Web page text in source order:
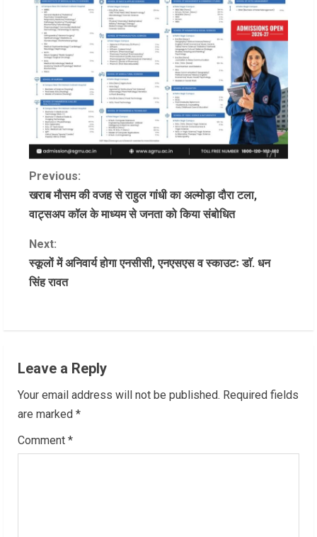
C
o
n
t
u
e
R
e
Previous:
खराब मौसम की वजह से राहुल गांधी का अल्मोड़ा दौरा टला,
वाट्सअप कॉल के माध्यम से जनता को किया संबोधित
Next:
स्कूलों में अनिवार्य होगा एनसीसी, एनएसएस व स्काउटः डाॅ. धन
सिंह रावत
Leave a Reply
Your email address will not be published. Required fields
are marked *
Comment *